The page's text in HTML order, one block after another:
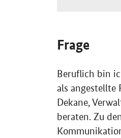
Frage
Beruflich bin
als
Dekane,
beraten. Zu